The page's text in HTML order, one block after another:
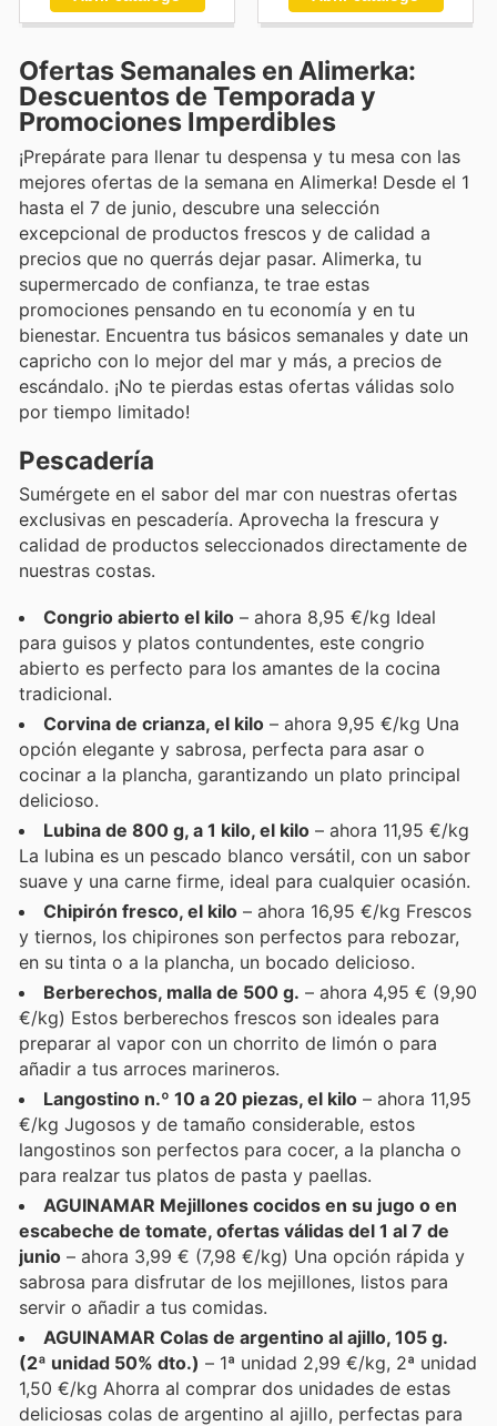
Ofertas Semanales en Alimerka:
Descuentos de Temporada y
Promociones Imperdibles
¡Prepárate para llenar tu despensa y tu mesa con las
mejores ofertas de la semana en Alimerka! Desde el 1
hasta el 7 de junio, descubre una selección
excepcional de productos frescos y de calidad a
precios que no querrás dejar pasar. Alimerka, tu
supermercado de confianza, te trae estas
promociones pensando en tu economía y en tu
bienestar. Encuentra tus básicos semanales y date un
capricho con lo mejor del mar y más, a precios de
escándalo. ¡No te pierdas estas ofertas válidas solo
por tiempo limitado!
Pescadería
Sumérgete en el sabor del mar con nuestras ofertas
exclusivas en pescadería. Aprovecha la frescura y
calidad de productos seleccionados directamente de
nuestras costas.
Congrio abierto el kilo – ahora 8,95 €/kg Ideal
para guisos y platos contundentes, este congrio
abierto es perfecto para los amantes de la cocina
tradicional.
Corvina de crianza, el kilo – ahora 9,95 €/kg Una
opción elegante y sabrosa, perfecta para asar o
cocinar a la plancha, garantizando un plato principal
delicioso.
Lubina de 800 g, a 1 kilo, el kilo – ahora 11,95 €/kg
La lubina es un pescado blanco versátil, con un sabor
suave y una carne firme, ideal para cualquier ocasión.
Chipirón fresco, el kilo – ahora 16,95 €/kg Frescos
y tiernos, los chipirones son perfectos para rebozar,
en su tinta o a la plancha, un bocado delicioso.
Berberechos, malla de 500 g. – ahora 4,95 € (9,90
€/kg) Estos berberechos frescos son ideales para
preparar al vapor con un chorrito de limón o para
añadir a tus arroces marineros.
Langostino n.º 10 a 20 piezas, el kilo – ahora 11,95
€/kg Jugosos y de tamaño considerable, estos
langostinos son perfectos para cocer, a la plancha o
para realzar tus platos de pasta y paellas.
AGUINAMAR Mejillones cocidos en su jugo o en
escabeche de tomate, ofertas válidas del 1 al 7 de
junio – ahora 3,99 € (7,98 €/kg) Una opción rápida y
sabrosa para disfrutar de los mejillones, listos para
servir o añadir a tus comidas.
AGUINAMAR Colas de argentino al ajillo, 105 g.
(2ª unidad 50% dto.) – 1ª unidad 2,99 €/kg, 2ª unidad
1,50 €/kg Ahorra al comprar dos unidades de estas
deliciosas colas de argentino al ajillo, perfectas para